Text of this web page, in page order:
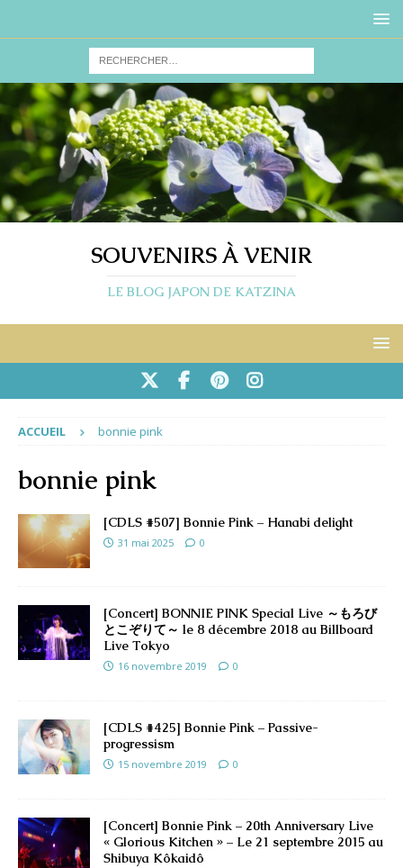
SOUVENIRS À VENIR
LE BLOG JAPON DE KATZINA
ACCUEIL bonnie pink
bonnie pink
[CDLS #507] Bonnie Pink – Hanabi delight
31 mai 2025 0
[Concert] BONNIE PINK Special Live ～もろび
とこぞりて～ le 8 décembre 2018 au Billboard
Live Tokyo
16 novembre 2019 0
[CDLS #425] Bonnie Pink – Passive-
progressism
15 novembre 2019 0
[Concert] Bonnie Pink – 20th Anniversary Live
« Glorious Kitchen » – Le 21 septembre 2015 au
Shibuya Kôkaidô